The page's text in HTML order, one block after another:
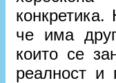
че има
които се
реалност и